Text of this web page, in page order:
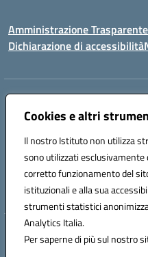
Cookies e altri
Il nostro Istituto non utilizza
sono utilizzati esclusivamente
corretto funzionamento del
istituzionali e alla sua
strumenti statistici
Analytics Italia.
Per saperne di più sul nostro
Amministrazione Trasparente
Dichiarazione di accessibilità
Centralino:
Posta elettronica certificata (PEC):
Codice fiscale: 93066580817
Codice meccanografico:
VIA CESARÒ, 36 - 91016 ERICE -
Telefono: 0923569559
Hosting &
Concept &